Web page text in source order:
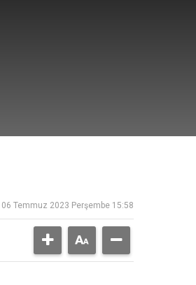
06 Temmuz 2023 Perşembe 15:58